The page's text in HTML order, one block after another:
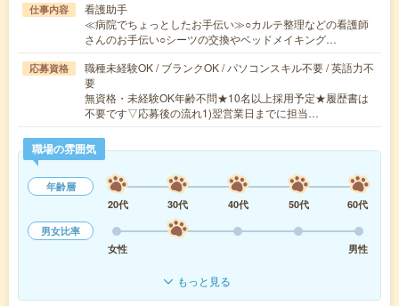
仕事内容
看護助手
≪病院でちょっとしたお手伝い≫○カルテ整理などの看護師
さんのお手伝い○シーツの交換やベッドメイキング…
応募資格
職種未経験OK / ブランクOK / パソコンスキル不要 / 英語力不
要
無資格・未経験OK年齢不問★10名以上採用予定★履歴書は
不要です▽応募後の流れ1)翌営業日までに担当…
職場の雰囲気
年齢層
20代
30代 40代 50代
60代
男女比率
女性
男性
もっと見る